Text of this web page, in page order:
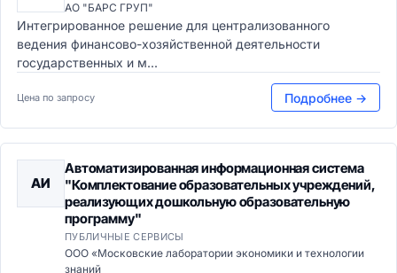
АО "БАРС ГРУП"
Интегрированное решение для централизованного
ведения финансово-хозяйственной деятельности
государственных и м...
Цена по запросу Подробнее →
АИ
Автоматизированная информационная система
"Комплектование образовательных учреждений,
реализующих дошкольную образовательную
программу"
ПУБЛИЧНЫЕ СЕРВИСЫ
ООО «Московские лаборатории экономики и технологии
знаний